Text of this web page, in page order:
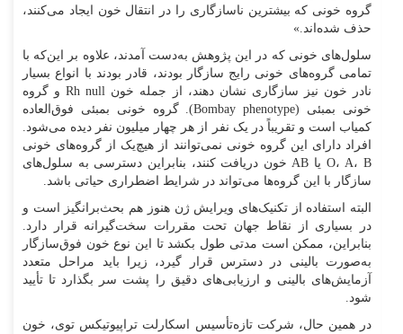
گروه خونی که بیشترین ناسازگاری را در انتقال خون ایجاد می‌کنند،
حذف شده‌اند.»
سلول‌های خونی که در این پژوهش به‌دست آمدند، علاوه بر این‌که با
تمامی گروه‌های خونی رایج سازگار بودند، قادر بودند با انواع بسیار
نادر خون نیز سازگاری نشان دهند، از جمله خون Rh null و گروه
خونی بمبئی (Bombay phenotype). گروه خونی بمبئی فوق‌العاده
کمیاب است و تقریباً در یک نفر از هر چهار میلیون نفر دیده می‌شود.
افراد دارای این گروه خونی نمی‌توانند از هیچ‌یک از گروه‌های خونی
O، A، B یا AB خون دریافت کنند، بنابراین دسترسی به سلول‌های
سازگار با این گروه‌ها می‌تواند در شرایط اضطراری حیاتی باشد.
البته استفاده از تکنیک‌های ویرایش ژن هنوز هم بحث‌برانگیز است و
در بسیاری از نقاط جهان تحت مقررات سخت‌گیرانه قرار دارد.
بنابراین، ممکن است مدتی طول بکشد تا این نوع خون فوق‌سازگار
به‌صورت بالینی در دسترس قرار گیرد، زیرا باید مراحل متعدد
آزمایش‌های بالینی و ارزیابی‌های دقیق را پشت سر بگذارد تا تأیید
شود.
در همین حال، شرکت تازه‌تأسیس اسکارلت تراپیوتیکس توی، خون